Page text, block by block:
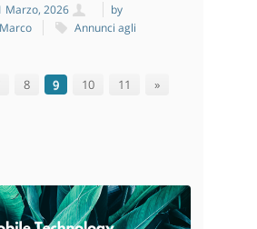
Marzo, 2026
by
Annunci agli
8 9 10 11
»